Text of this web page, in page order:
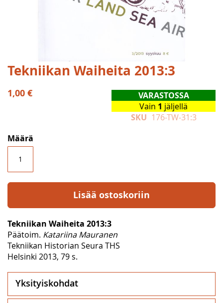
Skip
to
the
beginning
gallery
Tekniikan Waiheita 2013:3
1,00 €
VARASTOSSA
Vain 1 jäljellä
SKU 176-TW-31:3
Määrä
Lisää ostoskoriin
Tekniikan Waiheita 2013:3
Päätoim. Katariina Mauranen
Tekniikan Historian Seura THS
Helsinki 2013, 79 s.
Yksityiskohdat